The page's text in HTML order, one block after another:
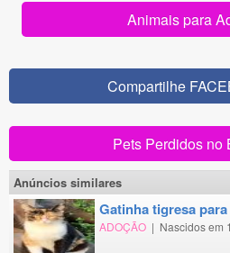
Animais para
Compartilhe
Pets Perdidos no
Anúncios similares
gatinha tigresa
ADOÇÃO | Nascidos em